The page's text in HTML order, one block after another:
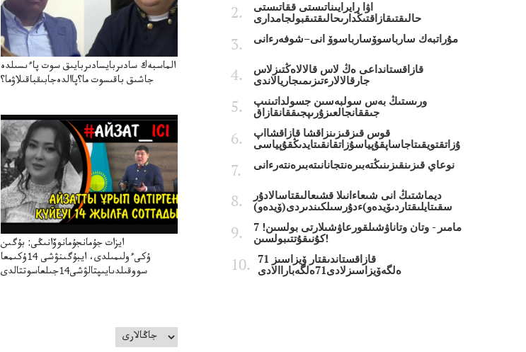
الماسبەك سادىربايسادىربايىق سوت پاءىسىلدە
جاشىق باقىسوت ما؟پاالدەجابىقباقىلاۋما؟
ايزات جۇمانجۇمانوۆانىڭى: بۇگىن
ۇكىءولىمىلدى، ايبۇگىنۋشى 14ۇكىمعا
سووقىلدىايىپتالۋشى14جىلعاسوتتالدى
اۋا رايرايىناتىستى ققاتىستى
حالىقتىقازاقتىڭدارىحالىقتىقبولجامدارى
مۇراتبەك سارباسوۆسارباسوۆ انى–شوفەرءانى
قازاقستانداعى ەڭ لاس قالالاەڭتىزلاس
جارقالالارءتىزىمىجاريالاندى
ورىستىڭ بەس سولبەسىن جسولداتىنىپ
جىققانجالعىزۇرىپجىققانقازاق
قوس قىزقىزىنزاقشا قازاقشااپ
ۇزاتقتويقىتاجاساپقۇپياسۇزاتقانقىتايدىڭقۇپياسى
نوعاي قىزىنقىزىنىڭتەبىرەنتجانانىتەبىرەنتەرءانى
ديماشتىڭ انى شىعاءانىلا قشىعالىقتاسالادۇر
سقىتايلىقتاردىۆيدەو)ءدۇرسىلكىندىردى(ۆيدەو)
7 مامىر - وتان وتاناۋشىلقورعاۋشىلارتى بولسىن!
كۇنىقۇتتىبولسىن!
قازاقستاندىقتار ۆيزاسىز 71
ەلگەۆيزاسىزلادى71ەلگەباراالادى